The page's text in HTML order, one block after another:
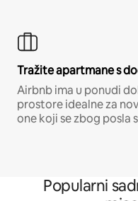
Tražite apartmane s
Airbnb ima u ponudi
prostore idealne za
one koji se zbog posla
Popularni